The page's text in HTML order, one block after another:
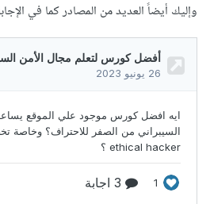
وإليك أيضاً العديد من المصادر كما في